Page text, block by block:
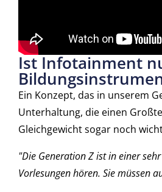
Ist Infotainment
Ein Konzept, das in unserem
Unterhaltung, die einen
Gleichgewicht sogar noch
"Die Generation Z ist in einer
Vorlesungen hören. Sie müssen